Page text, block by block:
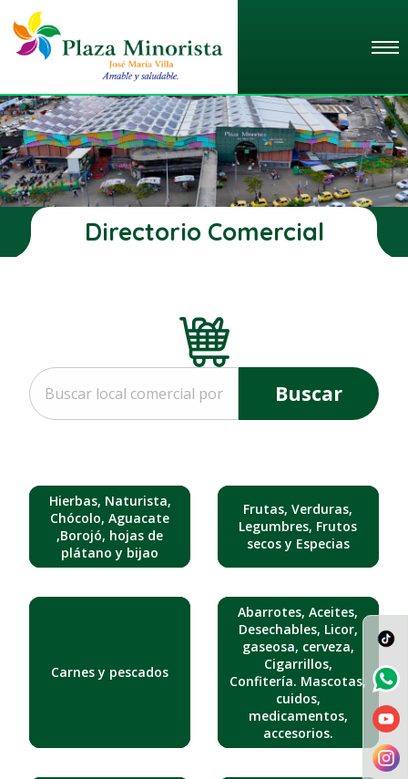
Directorio Comercial
Buscar
Hierbas, Naturista,
Chócolo, Aguacate
,Borojó, hojas de
plátano y bijao
Frutas, Verduras,
Legumbres, Frutos
secos y Especias
Carnes y pescados
Abarrotes, Aceites,
Desechables, Licor,
gaseosa, cerveza,
Cigarrillos,
Confitería. Mascotas,
cuidos,
medicamentos,
accesorios.